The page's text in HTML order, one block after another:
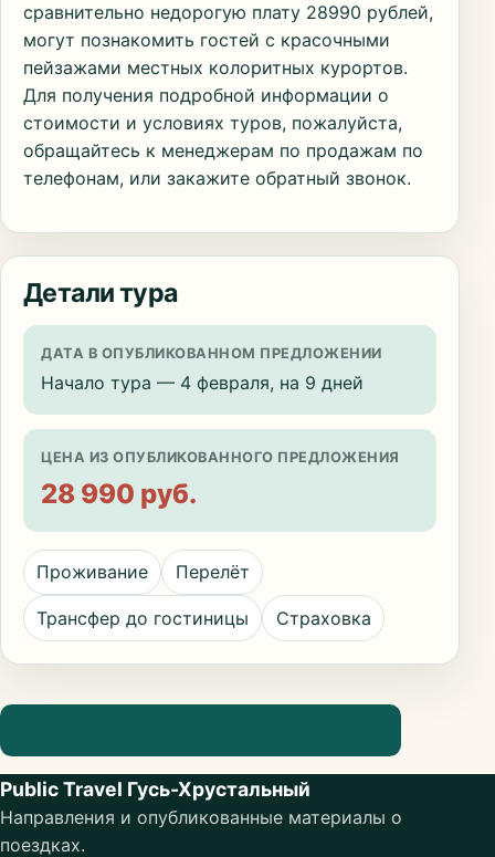
сравнительно недорогую плату 28990 рублей,
могут познакомить гостей с красочными
пейзажами местных колоритных курортов.
Для получения подробной информации о
стоимости и условиях туров, пожалуйста,
обращайтесь к менеджерам по продажам по
телефонам, или закажите обратный звонок.
Детали тура
ДАТА В ОПУБЛИКОВАННОМ ПРЕДЛОЖЕНИИ
Начало тура — 4 февраля, на 9 дней
ЦЕНА ИЗ ОПУБЛИКОВАННОГО ПРЕДЛОЖЕНИЯ
28 990 руб.
Проживание Перелёт
Трансфер до гостиницы Страховка
Public Travel Гусь-Хрустальный
Направления и опубликованные материалы о
поездках.